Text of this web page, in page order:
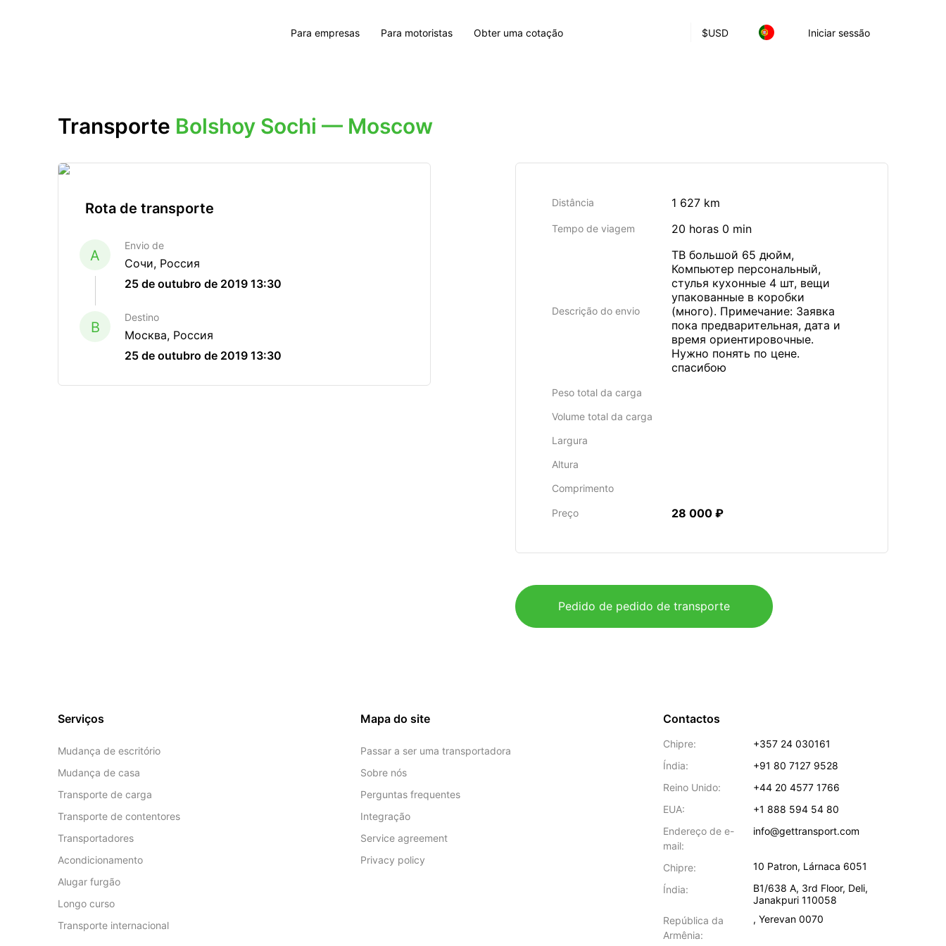
$USD Iniciar sessão
Para empresas Para motoristas Obter uma cotação
Transporte Bolshoy Sochi — Moscow
Rota de transporte
A
Envio de
Сочи, Россия
25 de outubro de 2019 13:30
B
Destino
Москва, Россия
25 de outubro de 2019 13:30
Distância 1 627 km
Tempo de viagem 20 horas 0 min
Descrição do envio
ТВ большой 65 дюйм,
Компьютер персональный,
стулья кухонные 4 шт, вещи
упакованные в коробки
(много). Примечание: Заявка
пока предварительная, дата и
время ориентировочные.
Нужно понять по цене.
спасибою
Peso total da carga
Volume total da carga
Largura
Altura
Comprimento
Preço 28 000 ₽
Pedido de pedido de transporte
Serviços
Mudança de escritório
Mudança de casa
Transporte de carga
Transporte de contentores
Transportadores
Acondicionamento
Alugar furgão
Longo curso
Transporte internacional
Mapa do site
Passar a ser uma transportadora
Sobre nós
Perguntas frequentes
Integração
Service agreement
Privacy policy
Contactos
Chipre:
+357 24 030161
Índia:
+91 80 7127 9528
Reino Unido:
+44 20 4577 1766
EUA:
+1 888 594 54 80
Endereço de e-
mail:
info@gettransport.com
Chipre: 10 Patron, Lárnaca 6051
Índia:
B1/638 A, 3rd Floor, Deli,
Janakpuri 110058
República da
Armênia:
, Yerevan 0070